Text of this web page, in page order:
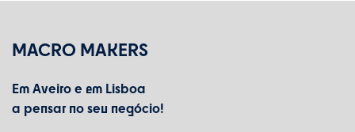
MACRO MAKERS
Em Aveiro e em Lisboa
a pensar no seu negócio!